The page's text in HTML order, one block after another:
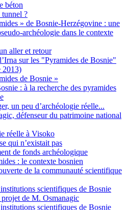
béton
?
» de Bosnie-Herzégovine : une
archéologie dans le contexte
aller et retour
sur les "Pyramides de Bosnie"
2013)
de Bosnie »
: à la recherche des pyramides
un peu d’archéologie réelle...
défenseur du patrimoine national
réelle à Visoko
qui n’existait pas
de fonds archéologique
: le contexte bosnien
de la communauté scientifique
scientifiques de Bosnie
projet de M. Osmanagic
scientifiques de Bosnie